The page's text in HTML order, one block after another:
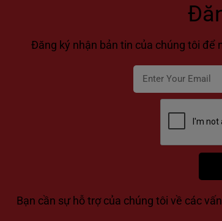
Đăng ký nhận bản tin của chúng tôi để
Bạn cần sự hỗ trợ của chúng tôi về các